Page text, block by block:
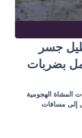
جسر
بضربات
المشاة الهجومية
إلى مسافات